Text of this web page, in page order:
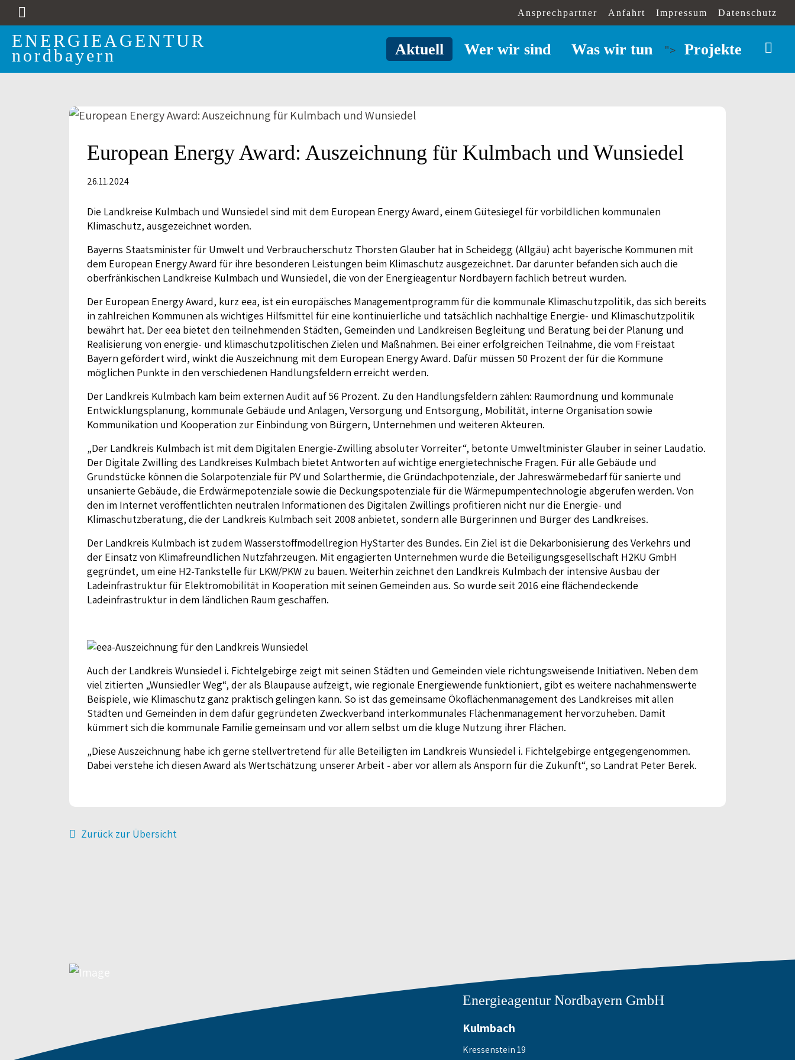
Ansprechpartner Anfahrt Impressum Datenschutz
ENERGIEAGENTUR
nordbayern Aktuell Wer wir sind Was wir tun "> Projekte
European Energy Award: Auszeichnung für Kulmbach und Wunsiedel
26.11.2024
Die Landkreise Kulmbach und Wunsiedel sind mit dem European Energy Award, einem Gütesiegel für vorbildlichen kommunalen
Klimaschutz, ausgezeichnet worden.
Bayerns Staatsminister für Umwelt und Verbraucherschutz Thorsten Glauber hat in Scheidegg (Allgäu) acht bayerische Kommunen mit
dem European Energy Award für ihre besonderen Leistungen beim Klimaschutz ausgezeichnet. Dar darunter befanden sich auch die
oberfränkischen Landkreise Kulmbach und Wunsiedel, die von der Energieagentur Nordbayern fachlich betreut wurden.
Der European Energy Award, kurz eea, ist ein europäisches Managementprogramm für die kommunale Klimaschutzpolitik, das sich bereits
in zahlreichen Kommunen als wichtiges Hilfsmittel für eine kontinuierliche und tatsächlich nachhaltige Energie- und Klimaschutzpolitik
bewährt hat. Der eea bietet den teilnehmenden Städten, Gemeinden und Landkreisen Begleitung und Beratung bei der Planung und
Realisierung von energie- und klimaschutzpolitischen Zielen und Maßnahmen. Bei einer erfolgreichen Teilnahme, die vom Freistaat
Bayern gefördert wird, winkt die Auszeichnung mit dem European Energy Award. Dafür müssen 50 Prozent der für die Kommune
möglichen Punkte in den verschiedenen Handlungsfeldern erreicht werden.
Der Landkreis Kulmbach kam beim externen Audit auf 56 Prozent. Zu den Handlungsfeldern zählen: Raumordnung und kommunale
Entwicklungsplanung, kommunale Gebäude und Anlagen, Versorgung und Entsorgung, Mobilität, interne Organisation sowie
Kommunikation und Kooperation zur Einbindung von Bürgern, Unternehmen und weiteren Akteuren.
„Der Landkreis Kulmbach ist mit dem Digitalen Energie-Zwilling absoluter Vorreiter“, betonte Umweltminister Glauber in seiner Laudatio.
Der Digitale Zwilling des Landkreises Kulmbach bietet Antworten auf wichtige energietechnische Fragen. Für alle Gebäude und
Grundstücke können die Solarpotenziale für PV und Solarthermie, die Gründachpotenziale, der Jahreswärmebedarf für sanierte und
unsanierte Gebäude, die Erdwärmepotenziale sowie die Deckungspotenziale für die Wärmepumpentechnologie abgerufen werden. Von
den im Internet veröffentlichten neutralen Informationen des Digitalen Zwillings profitieren nicht nur die Energie- und
Klimaschutzberatung, die der Landkreis Kulmbach seit 2008 anbietet, sondern alle Bürgerinnen und Bürger des Landkreises.
Der Landkreis Kulmbach ist zudem Wasserstoffmodellregion HyStarter des Bundes. Ein Ziel ist die Dekarbonisierung des Verkehrs und
der Einsatz von Klimafreundlichen Nutzfahrzeugen. Mit engagierten Unternehmen wurde die Beteiligungsgesellschaft H2KU GmbH
gegründet, um eine H2-Tankstelle für LKW/PKW zu bauen. Weiterhin zeichnet den Landkreis Kulmbach der intensive Ausbau der
Ladeinfrastruktur für Elektromobilität in Kooperation mit seinen Gemeinden aus. So wurde seit 2016 eine flächendeckende
Ladeinfrastruktur in dem ländlichen Raum geschaffen.
Auch der Landkreis Wunsiedel i. Fichtelgebirge zeigt mit seinen Städten und Gemeinden viele richtungsweisende Initiativen. Neben dem
viel zitierten „Wunsiedler Weg“, der als Blaupause aufzeigt, wie regionale Energiewende funktioniert, gibt es weitere nachahmenswerte
Beispiele, wie Klimaschutz ganz praktisch gelingen kann. So ist das gemeinsame Ökoflächenmanagement des Landkreises mit allen
Städten und Gemeinden in dem dafür gegründeten Zweckverband interkommunales Flächenmanagement hervorzuheben. Damit
kümmert sich die kommunale Familie gemeinsam und vor allem selbst um die kluge Nutzung ihrer Flächen.
„Diese Auszeichnung habe ich gerne stellvertretend für alle Beteiligten im Landkreis Wunsiedel i. Fichtelgebirge entgegengenommen.
Dabei verstehe ich diesen Award als Wertschätzung unserer Arbeit - aber vor allem als Ansporn für die Zukunft“, so Landrat Peter Berek.
Zurück zur Übersicht
Energieagentur Nordbayern GmbH
Kulmbach
Kressenstein 19